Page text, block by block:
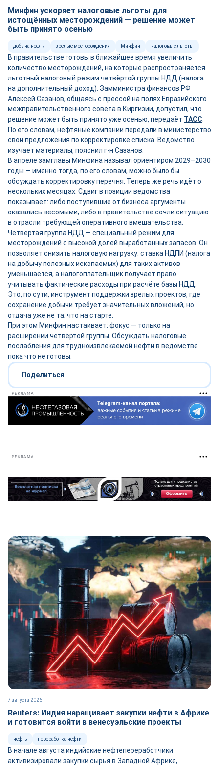
Минфин ускоряет налоговые льготы для
истощённых месторождений — решение может
быть принято осенью
добыча нефти зрелые месторождения Минфин налоговые льготы
В правительстве готовы в ближайшее время увеличить
количество месторождений, на которые распространяется
льготный налоговый режим четвёртой группы НДД (налога
на дополнительный доход). Замминистра финансов РФ
Алексей Сазанов, общаясь с прессой на полях Евразийского
межправительственного совета в Киргизии, допустил, что
решение может быть принято уже осенью, передаёт ТАСС
По его словам, нефтяные компании передали в министерство
свои предложения по корректировке списка. Ведомство
изучает материалы, пояснил г-н Сазанов.
В апреле замглавы Минфина называл ориентиром 2029–2030
годы — именно тогда, по его словам, можно было бы
обсуждать корректировку перечня. Теперь же речь идёт о
нескольких месяцах. Сдвиг в позиции ведомства
показывает: либо поступившие от бизнеса аргументы
оказались весомыми, либо в правительстве сочли ситуацию
в отрасли требующей оперативного вмешательства.
Четвертая группа НДД — специальный режим для
месторождений с высокой долей выработанных запасов. Он
позволяет снизить налоговую нагрузку: ставка НДПИ (налога
на добычу полезных ископаемых) для таких активов
уменьшается, а налогоплательщик получает право
учитывать фактические расходы при расчёте базы НДД.
Это, по сути, инструмент поддержки зрелых проектов, где
сохранение добычи требует значительных вложений, но
отдача уже не та, что на старте.
При этом Минфин настаивает: фокус — только на
расширении четвёртой группы. Обсуждать налоговые
послабления для трудноизвлекаемой нефти в ведомстве
пока что не готовы.
Поделиться
РЕКЛАМА
РЕКЛАМА
7 августа 2026
Reuters: Индия наращивает закупки нефти в Африке
и готовится войти в венесуэльские проекты
нефть переработка нефти
В начале августа индийские нефтепереработчики
активизировали закупки сырья в Западной Африке,